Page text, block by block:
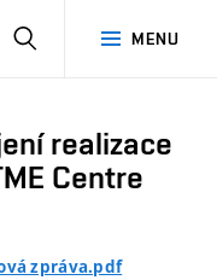
MENU
realizace
Centre
zpráva.pdf